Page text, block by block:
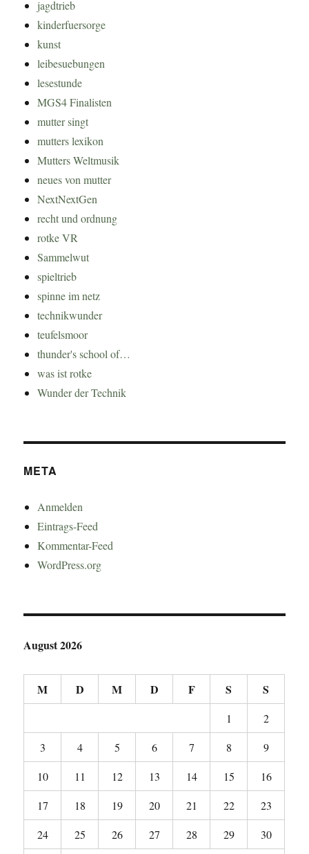
jagdtrieb
kinderfuersorge
kunst
leibesuebungen
lesestunde
MGS4 Finalisten
mutter singt
mutters lexikon
Mutters Weltmusik
neues von mutter
NextNextGen
recht und ordnung
rotke VR
Sammelwut
spieltrieb
spinne im netz
technikwunder
teufelsmoor
thunder's school of…
was ist rotke
Wunder der Technik
META
Anmelden
Eintrags-Feed
Kommentar-Feed
WordPress.org
August 2026
M D M D F S S
1
2
3
4 5 6 7 8
9
10
11 12 13 14 15
16
17
18 19 20 21 22
23
24
25 26 27 28 29
30